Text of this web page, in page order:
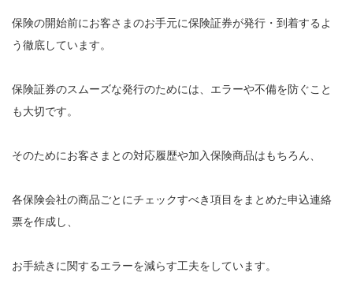
保険の開始前にお客さまのお手元に保険証券が発行・到着するよ
う徹底しています。
保険証券のスムーズな発行のためには、エラーや不備を防ぐこと
も大切です。
そのためにお客さまとの対応履歴や加入保険商品はもちろん、
各保険会社の商品ごとにチェックすべき項目をまとめた申込連絡
票を作成し、
お手続きに関するエラーを減らす工夫をしています。